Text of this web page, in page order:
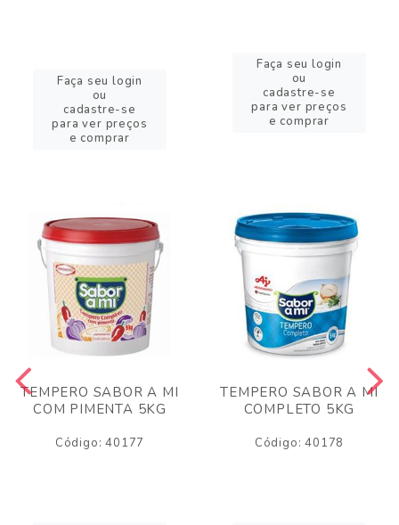
Faça seu login
ou
cadastre-se
para ver preços
e comprar
Faça seu login
ou
cadastre-se
para ver preços
e comprar
TEMPERO SABOR A MI
COM PIMENTA 5KG
Código: 40177
TEMPERO SABOR A MI
COMPLETO 5KG
Código: 40178